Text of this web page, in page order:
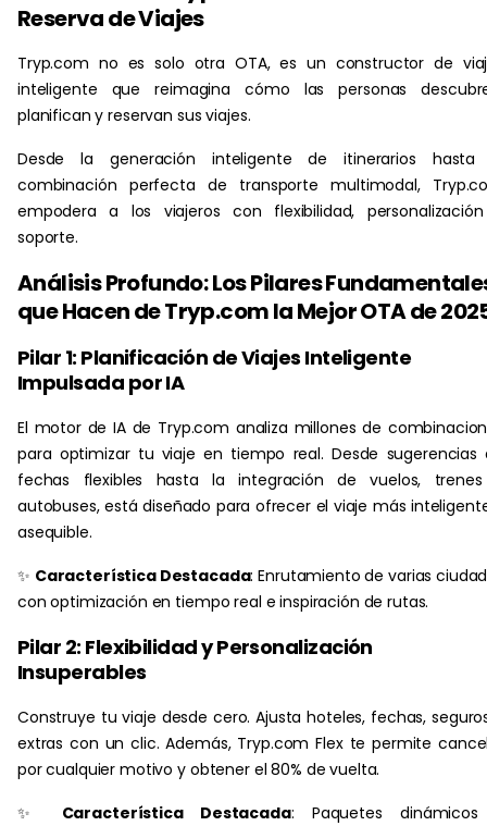
Reserva de Viajes
Tryp.com no es solo otra OTA, es un constructor de
inteligente que reimagina cómo las personas
planifican y reservan sus viajes.
Desde la generación inteligente de itinerarios hasta
combinación perfecta de transporte multimodal,
empodera a los viajeros con flexibilidad,
soporte.
Análisis Profundo: Los Pilares
que Hacen de Tryp.com la Mejor OTA de
Pilar 1: Planificación de Viajes Inteligente
Impulsada por IA
El motor de IA de Tryp.com analiza millones de
para optimizar tu viaje en tiempo real. Desde sugerencias
fechas flexibles hasta la integración de vuelos,
autobuses, está diseñado para ofrecer el viaje más
asequible.
✨ Característica Destacada: Enrutamiento de varias
con optimización en tiempo real e inspiración de rutas.
Pilar 2: Flexibilidad y Personalización
Insuperables
Construye tu viaje desde cero. Ajusta hoteles, fechas,
extras con un clic. Además, Tryp.com Flex te permite
por cualquier motivo y obtener el 80% de vuelta.
✨ Característica Destacada: Paquetes